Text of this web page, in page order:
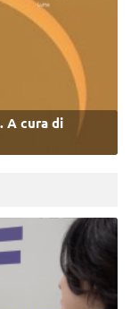
A cura di